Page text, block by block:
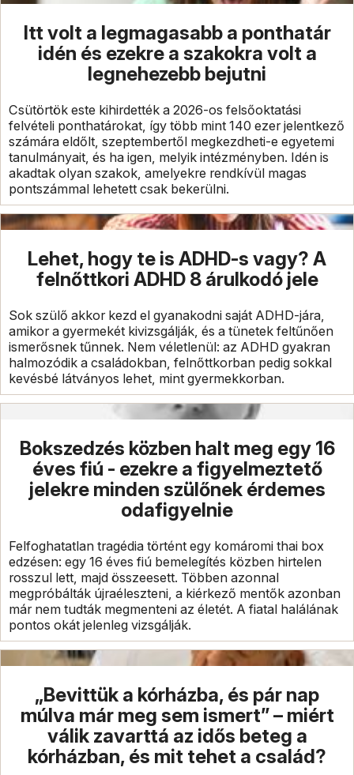
Itt volt a legmagasabb a ponthatár
idén és ezekre a szakokra volt a
legnehezebb bejutni
Csütörtök este kihirdették a 2026-os felsőoktatási
felvételi ponthatárokat, így több mint 140 ezer jelentkező
számára eldőlt, szeptembertől megkezdheti-e egyetemi
tanulmányait, és ha igen, melyik intézményben. Idén is
akadtak olyan szakok, amelyekre rendkívül magas
pontszámmal lehetett csak bekerülni.
Lehet, hogy te is ADHD-s vagy? A
felnőttkori ADHD 8 árulkodó jele
Sok szülő akkor kezd el gyanakodni saját ADHD-jára,
amikor a gyermekét kivizsgálják, és a tünetek feltűnően
ismerősnek tűnnek. Nem véletlenül: az ADHD gyakran
halmozódik a családokban, felnőttkorban pedig sokkal
kevésbé látványos lehet, mint gyermekkorban.
Bokszedzés közben halt meg egy 16
éves fiú - ezekre a figyelmeztető
jelekre minden szülőnek érdemes
odafigyelnie
Felfoghatatlan tragédia történt egy komáromi thai box
edzésen: egy 16 éves fiú bemelegítés közben hirtelen
rosszul lett, majd összeesett. Többen azonnal
megpróbálták újraéleszteni, a kiérkező mentők azonban
már nem tudták megmenteni az életét. A fiatal halálának
pontos okát jelenleg vizsgálják.
„Bevittük a kórházba, és pár nap
múlva már meg sem ismert” – miért
válik zavarttá az idős beteg a
kórházban, és mit tehet a család?